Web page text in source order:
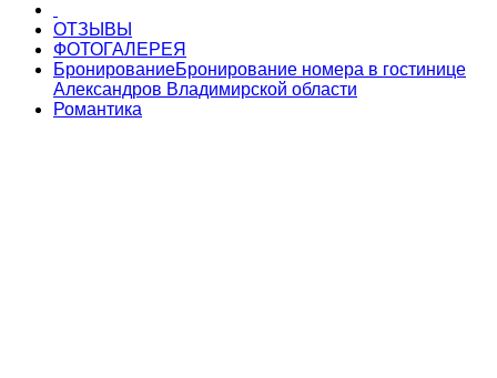
ОТЗЫВЫ
ФОТОГАЛЕРЕЯ
БронированиеБронирование номера в гостинице
Александров Владимирской области
Романтика